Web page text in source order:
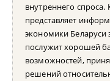
внутреннего
представляет
экономики Беларуси
послужит хорошей
возможностей,
решений